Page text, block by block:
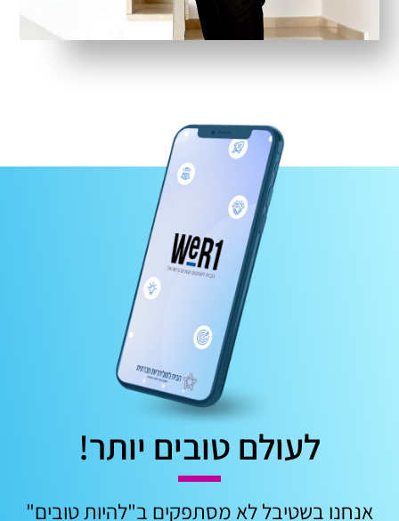
לעולם טובים יותר!
אנחנו בשטיבל לא מסתפקים ב"להיות טובים"